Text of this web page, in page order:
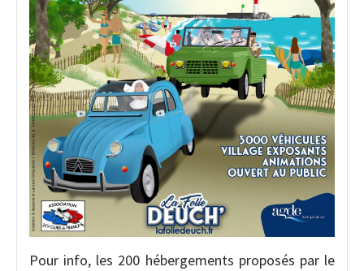
Pour info, les 200 hébergements proposés par le